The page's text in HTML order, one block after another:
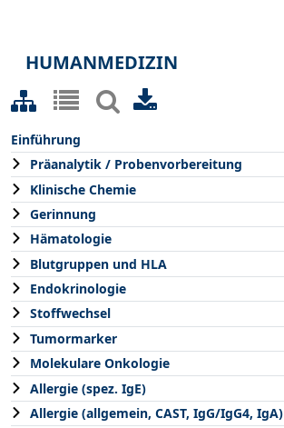
HUMANMEDIZIN
Einführung
Präanalytik / Probenvorbereitung
Klinische Chemie
Gerinnung
Hämatologie
Blutgruppen und HLA
Endokrinologie
Stoffwechsel
Tumormarker
Molekulare Onkologie
Allergie (spez. IgE)
Allergie (allgemein, CAST, IgG/IgG4, IgA)